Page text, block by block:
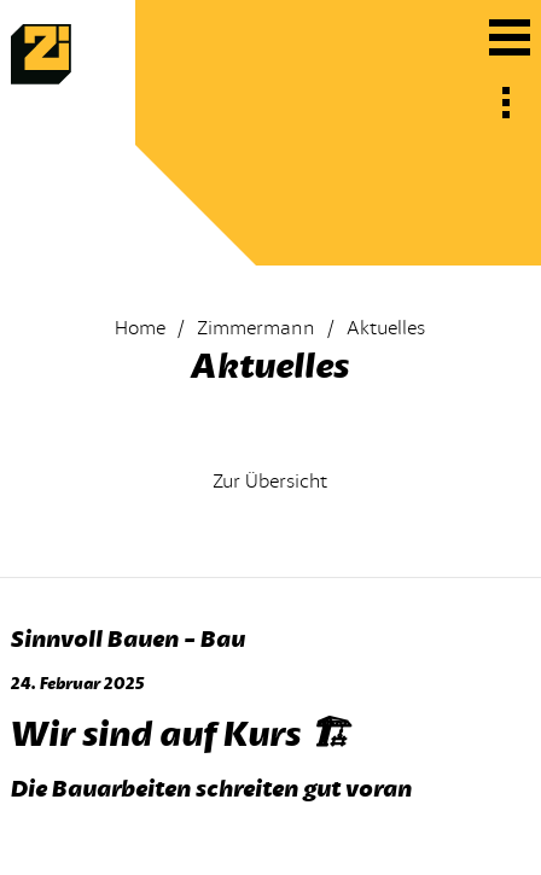
Home Zimmermann Aktuelles
Aktuelles
Zur Übersicht
Sinnvoll Bauen - Bau
24. Februar 2025
Wir sind auf Kurs 🏗️
Die Bauarbeiten schreiten gut voran